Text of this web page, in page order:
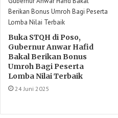
Buka STQH di Poso,
Gubernur Anwar Hafid
Bakal Berikan Bonus
Umroh Bagi Peserta
Lomba Nilai Terbaik
24 Juni 2025